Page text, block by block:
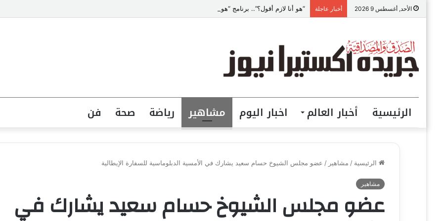
الأحد, أغسطس 9 2026 أخبار عاجلة “هو أنا لازم أقول؟”.. برنامج “هو وهي” يناقش هل الشريك المفروض يفهم احتياجاتك من غير ما تطلب
الرئيسية أخبار العالم اخبار اليوم مشاهير رياضة صحة فن
الرئيسية / مشاهير / عضو مجلس الشيوخ حسام سعيد يشارك في الأمسية الدبلوماسية للسفارة الإيطالية
مشاهير
عضو مجلس الشيوخ حسام سعيد يشارك في